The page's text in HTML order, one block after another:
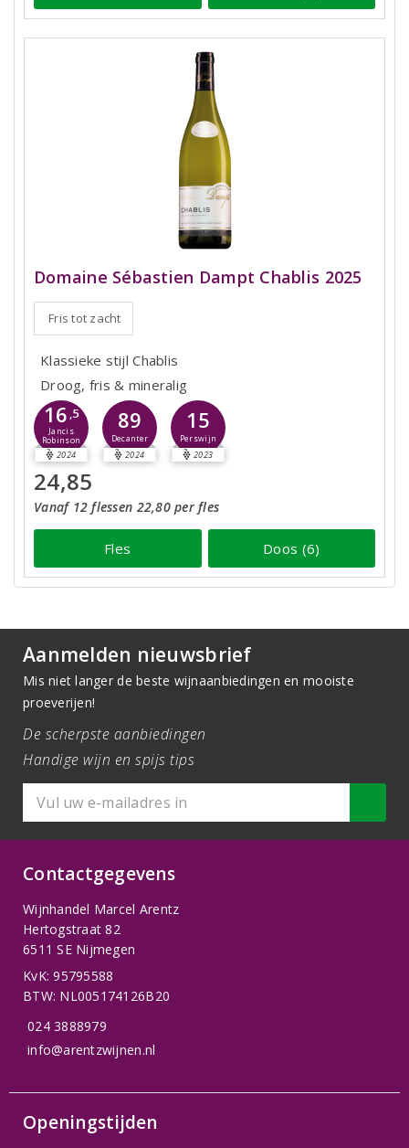
Domaine Sébastien Dampt Chablis 2025
Fris tot zacht
Klassieke stijl Chablis
Droog, fris & mineralig
16 ,5
Jancis
Robinson
2024
89
Decanter
2024
15
Perswijn
2023
24,85
Vanaf 12 flessen 22,80 per fles
Fles Doos (6)
Aanmelden nieuwsbrief
Mis niet langer de beste wijnaanbiedingen en mooiste
proeverijen!
De scherpste aanbiedingen
Handige wijn en spijs tips
Contactgegevens
Wijnhandel Marcel Arentz
Hertogstraat 82
6511 SE Nijmegen
KvK: 95795588
BTW: NL005174126B20
024 3888979
info@arentzwijnen.nl
Openingstijden